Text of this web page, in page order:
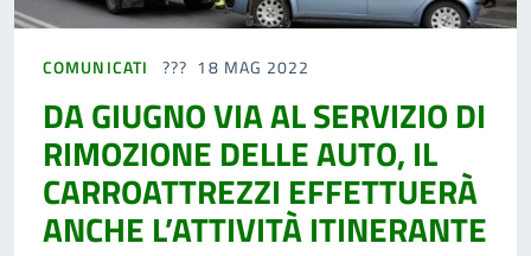
COMUNICATI 18 MAG 2022
DA GIUGNO VIA AL SERVIZIO DI
RIMOZIONE DELLE AUTO, IL
CARROATTREZZI EFFETTUERÀ
ANCHE L’ATTIVITÀ ITINERANTE